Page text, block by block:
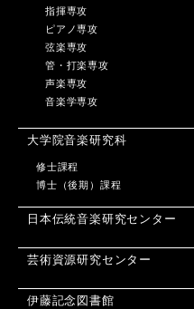
指揮専攻
ピアノ専攻
弦楽専攻
管・打楽専攻
声楽専攻
音楽学専攻
大学院音楽研究科
修士課程
博士（後期）課程
日本伝統音楽研究センター
芸術資源研究センター
伊藤記念図書館